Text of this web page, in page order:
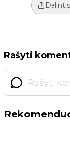
Dalintis
Rašyti